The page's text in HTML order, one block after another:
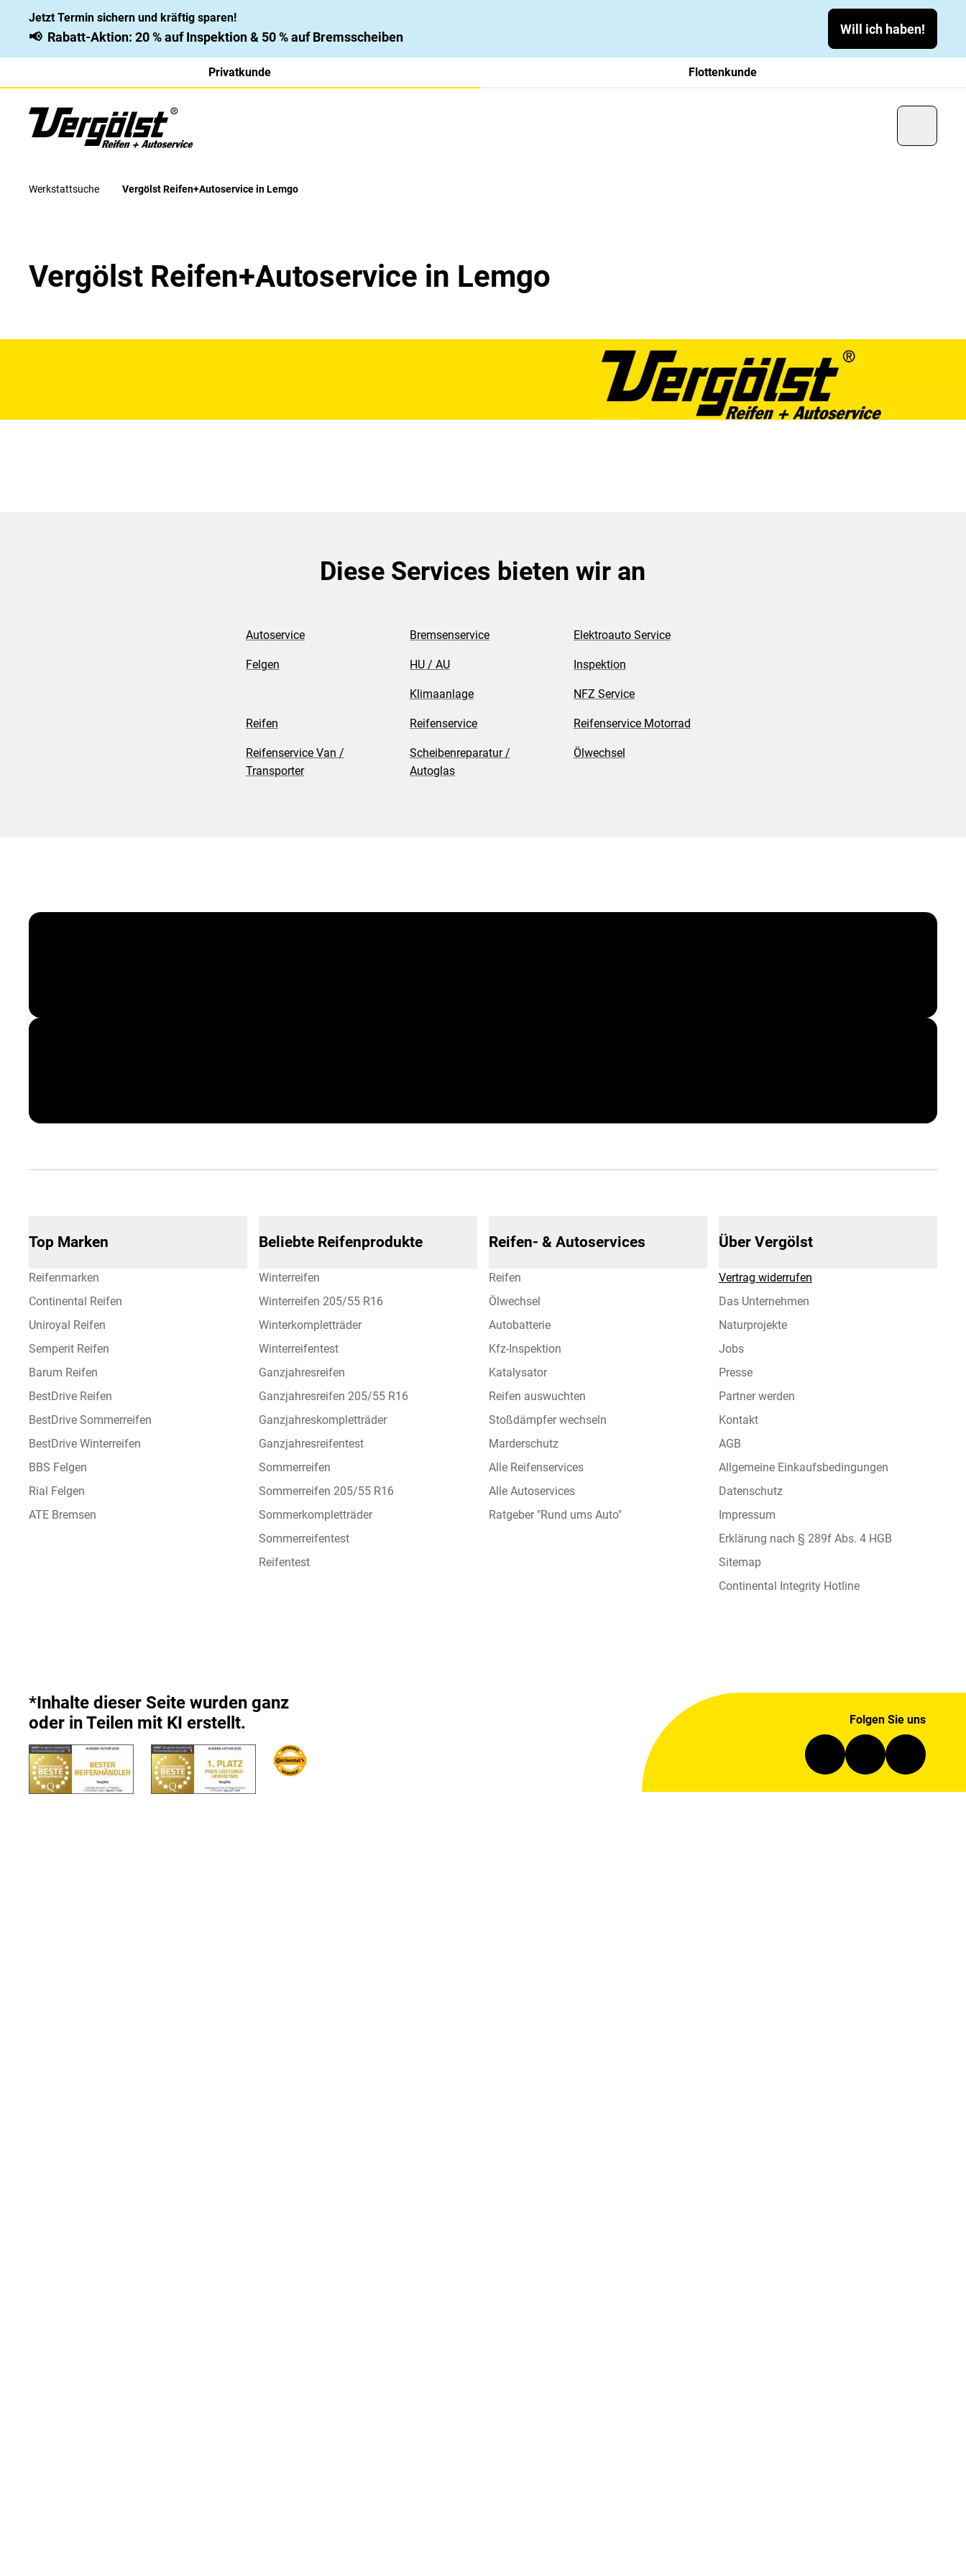
Jetzt Termin sichern und kräftig sparen!
📢 Rabatt-Aktion: 20 % auf Inspektion & 50 % auf Bremsscheiben
Will ich haben!
Privatkunde Flottenkunde
Werkstattsuche Vergölst Reifen+Autoservice in Lemgo
Vergölst Reifen+Autoservice in Lemgo
Diese Services bieten wir an
Autoservice Bremsenservice Elektroauto Service
Felgen HU / AU Inspektion
Klimaanlage NFZ Service
Reifen Reifenservice Reifenservice Motorrad
Reifenservice Van /
Transporter
Scheibenreparatur /
Autoglas
Ölwechsel
Top Marken
Reifenmarken
Continental Reifen
Uniroyal Reifen
Semperit Reifen
Barum Reifen
BestDrive Reifen
BestDrive Sommerreifen
BestDrive Winterreifen
BBS Felgen
Rial Felgen
ATE Bremsen
Beliebte Reifenprodukte
Winterreifen
Winterreifen 205/55 R16
Winterkompletträder
Winterreifentest
Ganzjahresreifen
Ganzjahresreifen 205/55 R16
Ganzjahreskompletträder
Ganzjahresreifentest
Sommerreifen
Sommerreifen 205/55 R16
Sommerkompletträder
Sommerreifentest
Reifentest
Reifen- & Autoservices
Reifen
Ölwechsel
Autobatterie
Kfz-Inspektion
Katalysator
Reifen auswuchten
Stoßdämpfer wechseln
Marderschutz
Alle Reifenservices
Alle Autoservices
Ratgeber "Rund ums Auto"
Über Vergölst
Vertrag widerrufen
Das Unternehmen
Naturprojekte
Jobs
Presse
Partner werden
Kontakt
AGB
Allgemeine Einkaufsbedingungen
Datenschutz
Impressum
Erklärung nach § 289f Abs. 4 HGB
Sitemap
Continental Integrity Hotline
*Inhalte dieser Seite wurden ganz
oder in Teilen mit KI erstellt.
Folgen Sie uns